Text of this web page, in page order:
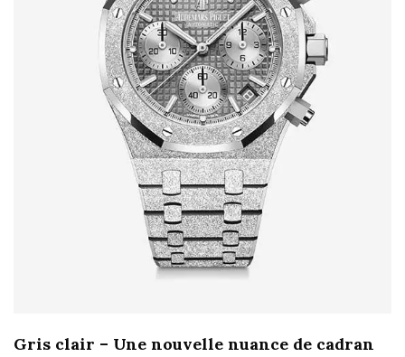
Gris clair – Une nouvelle nuance de cadran